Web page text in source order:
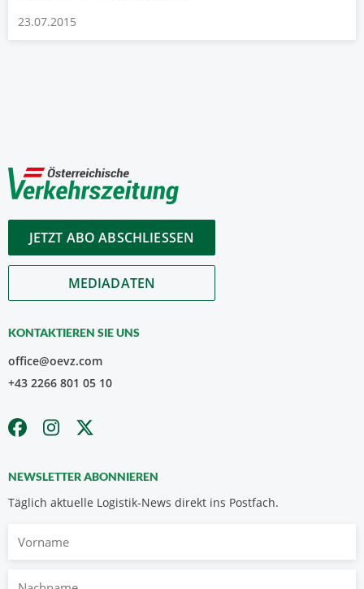
23.07.2015
JETZT ABO ABSCHLIESSEN
MEDIADATEN
KONTAKTIEREN SIE UNS
office@oevz.com
+43 2266 801 05 10
NEWSLETTER ABONNIEREN
Täglich aktuelle Logistik-News direkt ins Postfach.
Nachname